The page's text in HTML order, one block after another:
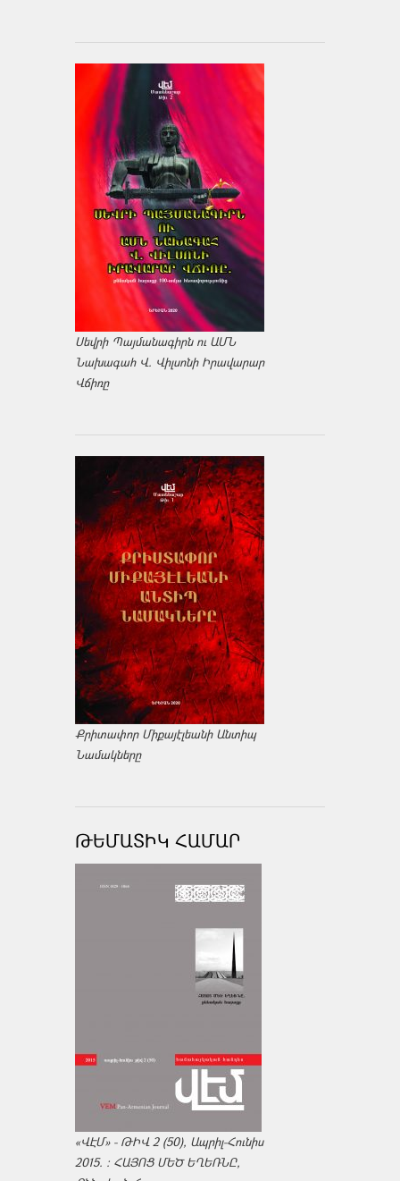
Սեվրի Պայմանագիրն ու ԱՄՆ
Նախագահ Վ. Վիլսոնի Իրավարար
Վճիռը
Քրիտափոր Միքայէլեանի Անտիպ
Նամակները
ԹԵՄԱՏԻԿ ՀԱՄԱՐ
«ՎԷՄ» - ԹԻՎ 2 (50), Ապրիլ-Հունիս
2015. : ՀԱՅՈՑ ՄԵԾ ԵՂԵՌՆԸ,